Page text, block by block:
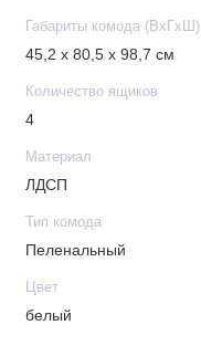
Габариты комода (ВхГхШ)
45,2 х 80,5 х 98,7 см
Количество ящиков
4
Материал
ЛДСП
Тип комода
Пеленальный
Цвет
белый